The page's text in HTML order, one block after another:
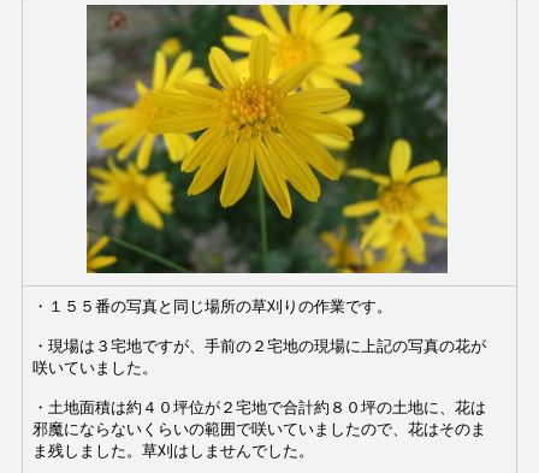
・１５５番の写真と同じ場所の草刈りの作業です。
・現場は３宅地ですが、手前の２宅地の現場に上記の写真の花が
咲いていました。
・土地面積は約４０坪位が２宅地で合計約８０坪の土地に、花は
邪魔にならないくらいの範囲で咲いていましたので、花はそのま
ま残しました。草刈はしませんでした。